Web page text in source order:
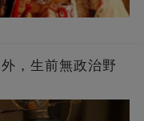
，生前無政治野